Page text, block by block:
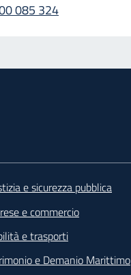
085 324
e sicurezza pubblica
e commercio
e trasporti
e Demanio Marittimo